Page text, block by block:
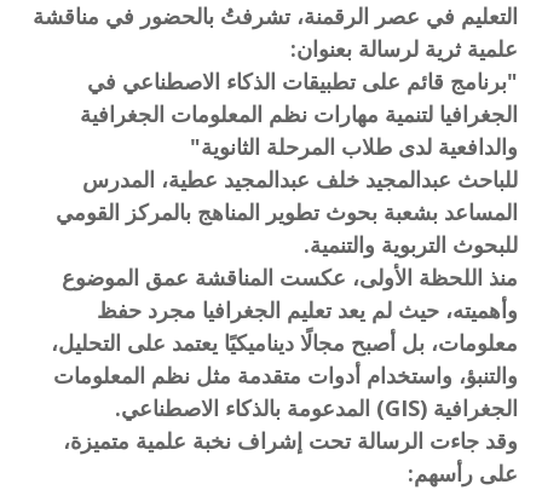
التعليم في عصر الرقمنة، تشرفتُ بالحضور في مناقشة
علمية ثرية لرسالة بعنوان:
"برنامج قائم على تطبيقات الذكاء الاصطناعي في
الجغرافيا لتنمية مهارات نظم المعلومات الجغرافية
والدافعية لدى طلاب المرحلة الثانوية"
للباحث عبدالمجيد خلف عبدالمجيد عطية، المدرس
المساعد بشعبة بحوث تطوير المناهج بالمركز القومي
للبحوث التربوية والتنمية.
منذ اللحظة الأولى، عكست المناقشة عمق الموضوع
وأهميته، حيث لم يعد تعليم الجغرافيا مجرد حفظ
معلومات، بل أصبح مجالًا ديناميكيًا يعتمد على التحليل،
والتنبؤ، واستخدام أدوات متقدمة مثل نظم المعلومات
الجغرافية (GIS) المدعومة بالذكاء الاصطناعي.
وقد جاءت الرسالة تحت إشراف نخبة علمية متميزة،
على رأسهم: